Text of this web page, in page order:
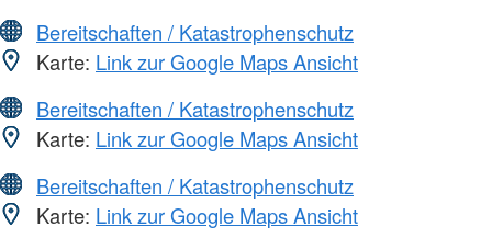
Bereitschaften / Katastrophenschutz
Karte: Link zur Google Maps Ansicht
Bereitschaften / Katastrophenschutz
Karte: Link zur Google Maps Ansicht
Bereitschaften / Katastrophenschutz
Karte: Link zur Google Maps Ansicht